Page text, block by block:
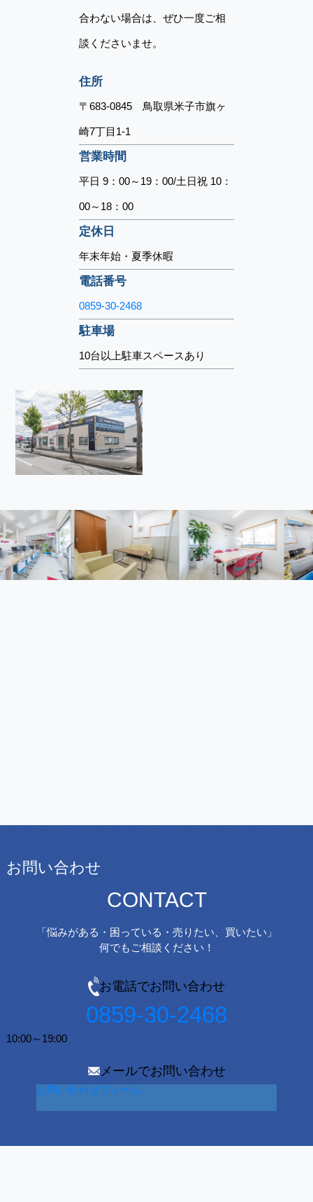
合わない場合は、ぜひ一度ご相
談くださいませ。
住所
〒683-0845 鳥取県米子市旗ヶ
崎7丁目1-1
営業時間
平日 9：00～19：00/土日祝 10：
00～18：00
定休日
年末年始・夏季休暇
電話番号
0859-30-2468
駐車場
10台以上駐車スペースあり
お問い合わせ
CONTACT
「悩みがある・困っている・売りたい、買いたい」
何でもご相談ください！
お電話でお問い合わせ
0859-30-2468
10:00～19:00
メールでお問い合わせ
お問い合わせフォーム